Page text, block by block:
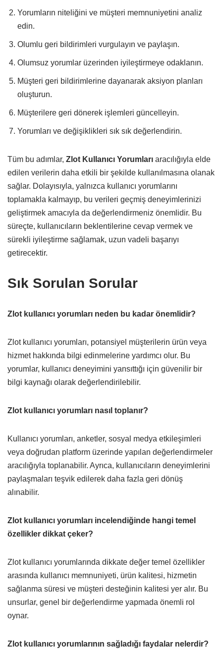
Yorumların niteliğini ve müşteri memnuniyetini analiz
edin.
Olumlu geri bildirimleri vurgulayın ve paylaşın.
Olumsuz yorumlar üzerinden iyileştirmeye odaklanın.
Müşteri geri bildirimlerine dayanarak aksiyon planları
oluşturun.
Müşterilere geri dönerek işlemleri güncelleyin.
Yorumları ve değişiklikleri sık sık değerlendirin.
Tüm bu adımlar, Zlot Kullanıcı Yorumları aracılığıyla elde
edilen verilerin daha etkili bir şekilde kullanılmasına olanak
sağlar. Dolayısıyla, yalnızca kullanıcı yorumlarını
toplamakla kalmayıp, bu verileri geçmiş deneyimlerinizi
geliştirmek amacıyla da değerlendirmeniz önemlidir. Bu
süreçte, kullanıcıların beklentilerine cevap vermek ve
sürekli iyileştirme sağlamak, uzun vadeli başarıyı
getirecektir.
Sık Sorulan Sorular
Zlot kullanıcı yorumları neden bu kadar önemlidir?
Zlot kullanıcı yorumları, potansiyel müşterilerin ürün veya
hizmet hakkında bilgi edinmelerine yardımcı olur. Bu
yorumlar, kullanıcı deneyimini yansıttığı için güvenilir bir
bilgi kaynağı olarak değerlendirilebilir.
Zlot kullanıcı yorumları nasıl toplanır?
Kullanıcı yorumları, anketler, sosyal medya etkileşimleri
veya doğrudan platform üzerinde yapılan değerlendirmeler
aracılığıyla toplanabilir. Ayrıca, kullanıcıların deneyimlerini
paylaşmaları teşvik edilerek daha fazla geri dönüş
alınabilir.
Zlot kullanıcı yorumları incelendiğinde hangi temel
özellikler dikkat çeker?
Zlot kullanıcı yorumlarında dikkate değer temel özellikler
arasında kullanıcı memnuniyeti, ürün kalitesi, hizmetin
sağlanma süresi ve müşteri desteğinin kalitesi yer alır. Bu
unsurlar, genel bir değerlendirme yapmada önemli rol
oynar.
Zlot kullanıcı yorumlarının sağladığı faydalar nelerdir?